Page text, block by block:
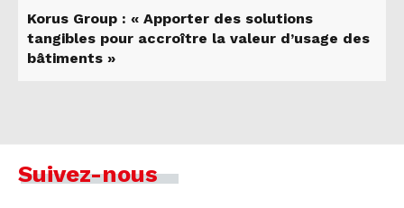
Korus Group : « Apporter des solutions
tangibles pour accroître la valeur d’usage des
bâtiments »
Suivez-nous